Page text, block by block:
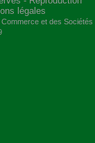
légales
Commerce et des Sociétés